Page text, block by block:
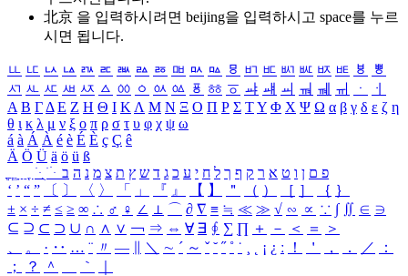
北京 을 입력하시려면 beijing을 입력하시고 space를 누르
시면 됩니다.
ㅥ ㅦ ㅧ ㅨ ㅩ ㅪ ㅫ ㅬ ㅭ ㅮ ㅯ ㅰ ㅱ ㅲ ㅳ ㅴ ㅵ ㅶ ㅷ ㅸ
ㅹ
ㅺ ㅻ ㅼ ㅽ ㅾ ㅿ ㆀ ㆁ ㆂ ㆃ ㆄ ㆅ ㆆ ㆇ ㆈ ㆉ ㆊ ㆋ ㆌ ㆍ
ㆎ
Α Β ΓΔ Ε Ζ Η Θ Ι ΚΛ Μ Ν Ξ Ο Π Ρ Σ ΤΥ Φ Χ Ψ Ω α β γ δ ε ζ η
θ ι κ λ μ ν ξ ο π ρ σ τ υ φ χ ψ ω
á à Á À é è É È ç Ç ê
Ä Ö Ü ä ö ü ß
ִֶֹ ֻּ ׁׂ פ ם ן ו ט א ר ק ף ך ל ח י ע כ ג ד ש ץ ת צ מ נ ה ב
‘ ’ “ ” 〔 〕 〈 〉 「 」 『 』 【 】 ＂ （ ） ［ ］ ｛ ｝
± × ÷ ≠ ≤ ≥ ∞ ∴ ♂ ♀ ∠ ⊥ ⌒ ∂ ∇ ≡ ≒ ≪ ≫ √ ∽ ∝ ∵ ∫ ∬ ∈ ∋
⊆ ⊇ ⊂ ⊃ ∪ ∩ ∧ ∨ ￢ ⇒ ⇔ ∀ ∃ ∮ ∑ ∏ ＋ － ＜ ＝
＞
、
。 · ‥ … ¨ 〃 ― ＼ ∼ ´ ～ ˇ ˘ ˝ ˚ ˙ ¸ ¡ ¿ ː ！ ＇ ， ． ／
：
；
？ ＾ ｀